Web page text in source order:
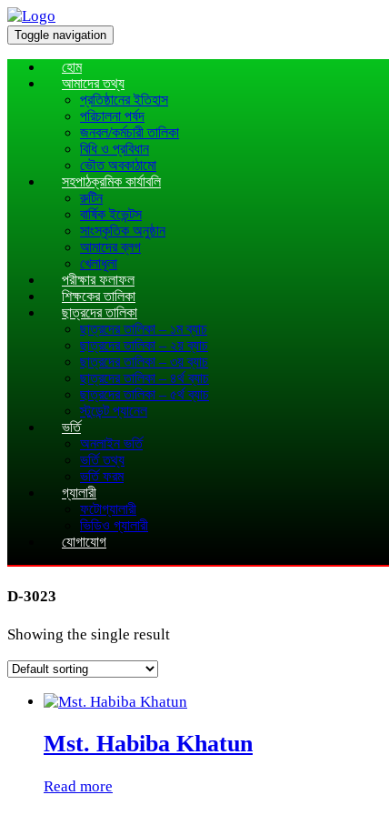
Toggle navigation
হোম
আমাদের তথ্য
প্রতিষ্ঠানের ইতিহাস
পরিচালনা পর্ষদ
জনবল/কর্মচারী তালিকা
বিধি ও প্রবিধান
ভৌত অবকাঠামো
সহপাঠক্রমিক কার্যাবলি
রুটিন
বার্ষিক ইভেন্টস
সাংস্কৃতিক অনুষ্ঠান
আমাদের ব্লগ
খেলাধূলা
পরীক্ষার ফলাফল
শিক্ষকের তালিকা
ছাত্রদের তালিকা
ছাত্রদের তালিকা – ১ম ব্যাচ
ছাত্রদের তালিকা – ২য় ব্যাচ
ছাত্রদের তালিকা – ৩য় ব্যাচ
ছাত্রদের তালিকা – ৪র্থ ব্যাচ
ছাত্রদের তালিকা – ৫র্থ ব্যাচ
স্টুডেন্ট প্যানেল
ভর্তি
অনলাইন ভর্তি
ভর্তি তথ্য
ভর্তি ফরম
গ্যালারী
ফটোগ্যালারী
ভিডিও গ্যালারী
যোগাযোগ
D-3023
Showing the single result
Mst. Habiba Khatun
Read more